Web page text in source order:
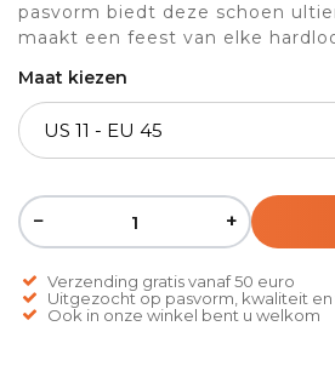
pasvorm biedt deze schoen
maakt een feest van elke
Maat kiezen
− +
Verzending gratis vanaf 50 euro
Uitgezocht op pasvorm, kwaliteit
Ook in onze winkel bent u welkom